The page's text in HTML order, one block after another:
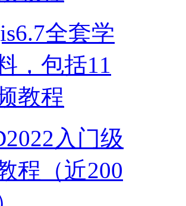
全套学
，包括11
教程